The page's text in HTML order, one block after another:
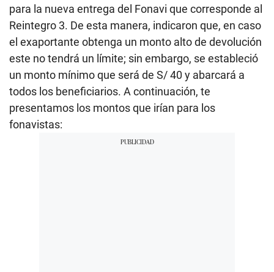
para la nueva entrega del Fonavi que corresponde al
Reintegro 3. De esta manera, indicaron que, en caso
el exaportante obtenga un monto alto de devolución
este no tendrá un límite; sin embargo, se estableció
un monto mínimo que será de S/ 40 y abarcará a
todos los beneficiarios. A continuación, te
presentamos los montos que irían para los
fonavistas: